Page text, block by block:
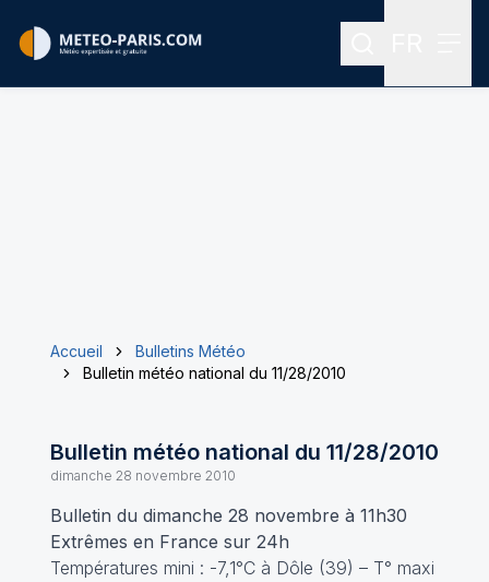
Rechercher
Accueil
Bulletins Météo
Bulletin météo national du 11/28/2010
Bulletin météo national du 11/28/2010
dimanche 28 novembre 2010
Bulletin du dimanche 28 novembre à 11h30
Extrêmes en France sur 24h
Températures mini : -7,1°C à Dôle (39) – T° maxi